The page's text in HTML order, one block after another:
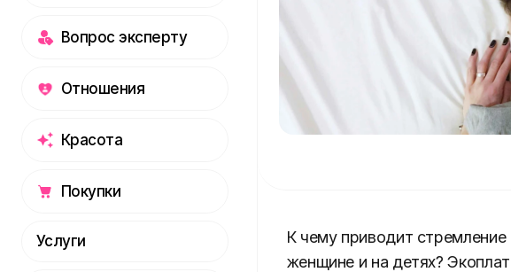
Вопрос эксперту
Отношения
Красота
Покупки
Услуги
К чему приводит
женщине и на детях?